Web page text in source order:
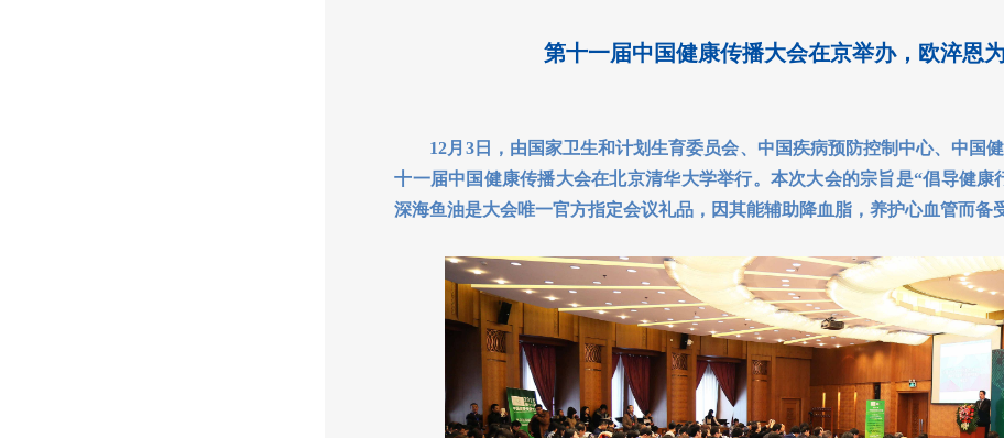
第十一届中国健康传播大会在京举办，欧淬恩
12月3日，由国家卫生和计划生育委员会、中国疾病预防控制中心、中国
十一届中国健康传播大会在北京清华大学举行。本次大会的宗旨是“倡导健
深海鱼油是大会唯一官方指定会议礼品，因其能辅助降血脂，养护心血管而备